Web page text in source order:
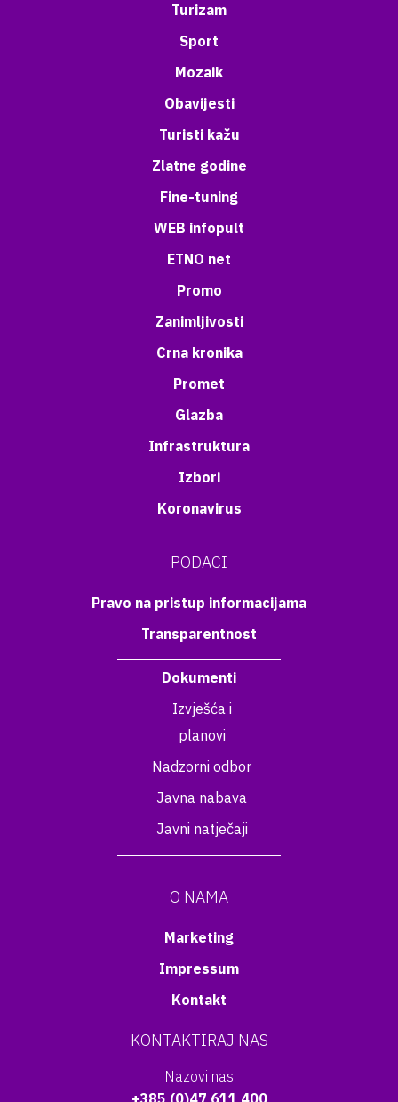
Turizam
Sport
Mozaik
Obavijesti
Turisti kažu
Zlatne godine
Fine-tuning
WEB infopult
ETNO net
Promo
Zanimljivosti
Crna kronika
Promet
Glazba
Infrastruktura
Izbori
Koronavirus
PODACI
Pravo na pristup informacijama
Transparentnost
Dokumenti
Izvješća i
planovi
Nadzorni odbor
Javna nabava
Javni natječaji
O NAMA
Marketing
Impressum
Kontakt
KONTAKTIRAJ NAS
Nazovi nas
+385 (0)47 611 400